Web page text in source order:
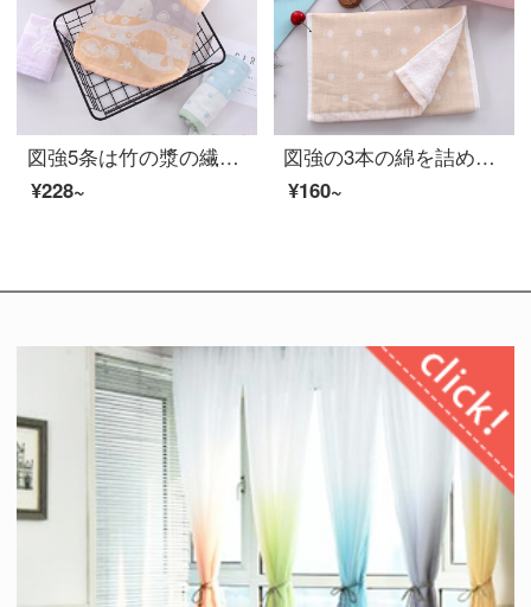
図強5条は竹の漿の繊維の顔を洗う小さいタオルを詰めます。家庭用大人の子供の漫画の全綿の顔を洗って、子供のタオルの色を落としにくいです。
¥228~
図強の3本の綿を詰めてガーゼの児童用ナプキンの男女の赤ちゃんの柔軟で心地良い家庭用洗顔タオルの粉+青+カレーの25*50 cmを捻りません。
¥160~